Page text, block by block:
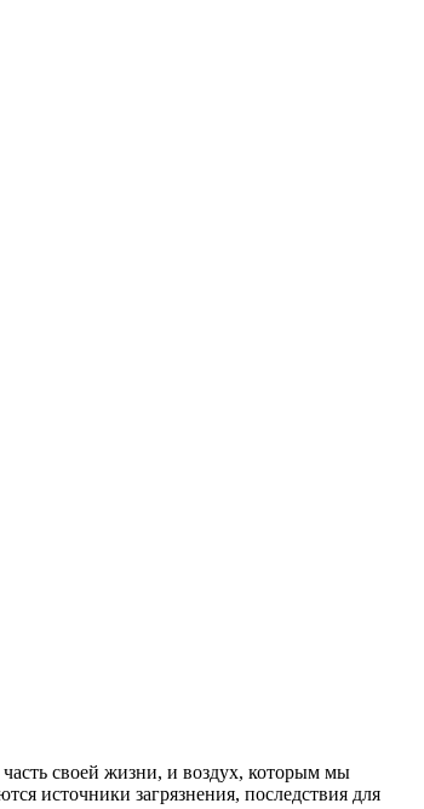
своей жизни, и воздух, которым мы
источники загрязнения, последствия для